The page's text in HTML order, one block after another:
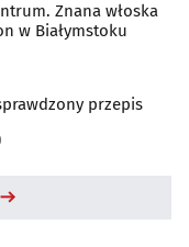
Znana włoska
w Białymstoku
przepis